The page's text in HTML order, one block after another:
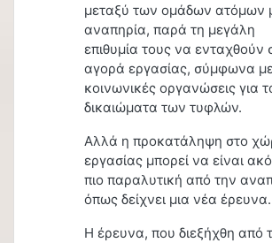
μεταξύ των ομάδων ατόμων
αναπηρία, παρά τη μεγάλη
επιθυμία τους να ενταχθούν
αγορά εργασίας, σύμφωνα
κοινωνικές οργανώσεις για
δικαιώματα των τυφλών.
Αλλά η προκατάληψη στο
εργασίας μπορεί να είναι
πιο παραλυτική από την
όπως δείχνει μια νέα έρευνα.
Η έρευνα, που διεξήχθη από